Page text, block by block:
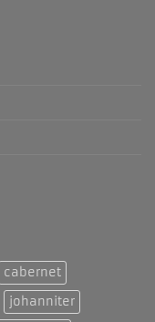
cabernet
johanniter